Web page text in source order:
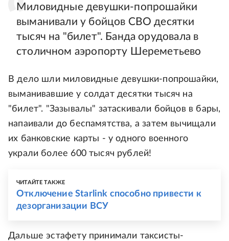
Миловидные девушки-попрошайки
выманивали у бойцов СВО десятки
тысяч на "билет". Банда орудовала в
столичном аэропорту Шереметьево
В дело шли миловидные девушки-попрошайки,
выманивавшие у солдат десятки тысяч на
"билет". "Зазывалы" затаскивали бойцов в бары,
напаивали до беспамятства, а затем вычищали
их банковские карты - у одного военного
украли более 600 тысяч рублей!
ЧИТАЙТЕ ТАКЖЕ
Отключение Starlink способно привести к
дезорганизации ВСУ
Дальше эстафету принимали таксисты-